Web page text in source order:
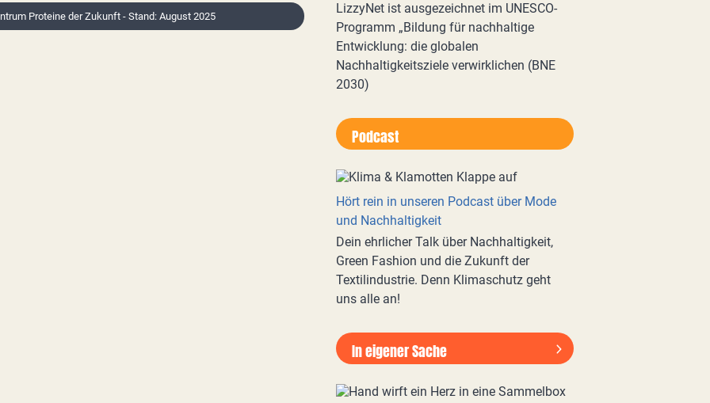
Proteine der Zukunft - Stand: August 2025
LizzyNet ist ausgezeichnet im UNESCO-
Programm „Bildung für nachhaltige
Entwicklung: die globalen
Nachhaltigkeitsziele verwirklichen (BNE
2030)
Podcast
Hört rein in unseren Podcast über Mode
und Nachhaltigkeit
Dein ehrlicher Talk über Nachhaltigkeit,
Green Fashion und die Zukunft der
Textilindustrie. Denn Klimaschutz geht
uns alle an!
In eigener Sache